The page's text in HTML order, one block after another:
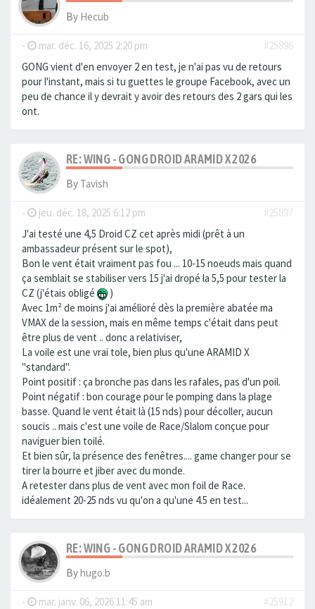
By Hecub
- mar. déc. 16, 2025 2:20 pm
#25896
GONG vient d'en envoyer 2 en test, je n'ai pas vu de retours
pour l'instant, mais si tu guettes le groupe Facebook, avec un
peu de chance il y devrait y avoir des retours des 2 gars qui les
ont.
RE: WING - GONG DROID ARAMID X 2026
By Tavish
- jeu. déc. 18, 2025 6:12 pm
#25897
J'ai testé une 4,5 Droid CZ cet après midi (prêt à un
ambassadeur présent sur le spot),
Bon le vent était vraiment pas fou ... 10-15 noeuds mais quand
ça semblait se stabiliser vers 15 j'ai dropé la 5,5 pour tester la
CZ (j'étais obligé
)
Avec 1m² de moins j'ai amélioré dès la première abatée ma
VMAX de la session, mais en même temps c'était dans peut
être plus de vent .. donc a relativiser,
La voile est une vrai tole, bien plus qu'une ARAMID X
"standard".
Point positif : ça bronche pas dans les rafales, pas d'un poil.
Point négatif : bon courage pour le pomping dans la plage
basse. Quand le vent était là (15 nds) pour décoller, aucun
soucis .. mais c'est une voile de Race/Slalom conçue pour
naviguer bien toilé.
Et bien sûr, la présence des fenêtres.... game changer pour se
tirer la bourre et jiber avec du monde.
A retester dans plus de vent avec mon foil de Race.
idéalement 20-25 nds vu qu'on a qu'une 4.5 en test...
RE: WING - GONG DROID ARAMID X 2026
Byhugo.b
- mar. janv. 06, 2026 11:45 am
#25912